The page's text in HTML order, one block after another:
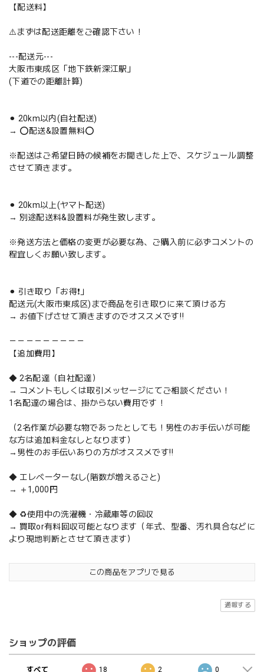
【配送料】
⚠️まずは配送距離をご確認下さい！
---配送元---
大阪市東成区「地下鉄新深江駅」
(下道での距離計算)
⚫︎ 20km以内(自社配送)
→ ⭕️配送&設置無料⭕️
※配送はご希望日時の候補をお聞きした上で、スケジュール調整
させて頂きます。
⚫︎ 20km以上(ヤマト配送)
→ 別途配送料&設置料が発生致します。
※発送方法と価格の変更が必要な為、ご購入前に必ずコメントの
程宜しくお願い致します。
⚫︎ 引き取り「お得❗️」
配送元(大阪市東成区)まで商品を引き取りに来て頂ける方
→ お値下げさせて頂きますのでオススメです‼️
－－－－－－－－－
【追加費用】
◆ 2名配達（自社配達）
→ コメントもしくは取引メッセージにてご相談ください！
1名配達の場合は、掛からない費用です！
（2名作業が必要な物であったとしても！男性のお手伝いが可能
な方は追加料金なしとなります）
→男性のお手伝いありの方がオススメです‼️
◆ エレベーターなし(階数が増えるごと)
→ ＋1,000円
◆ ♻️使用中の洗濯機・冷蔵庫等の回収
→ 買取or有料回収可能となります（年式、型番、汚れ具合などに
より現地判断とさせて頂きます）
この商品をアプリで見る
通報する
ショップの評価
すべて 18 2 0